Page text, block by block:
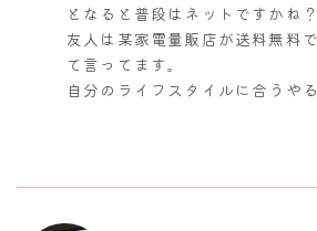
となると普段はネットですかね？
友人は某家電量販店が送料無料
て言ってます。
自分のライフスタイルに合うや